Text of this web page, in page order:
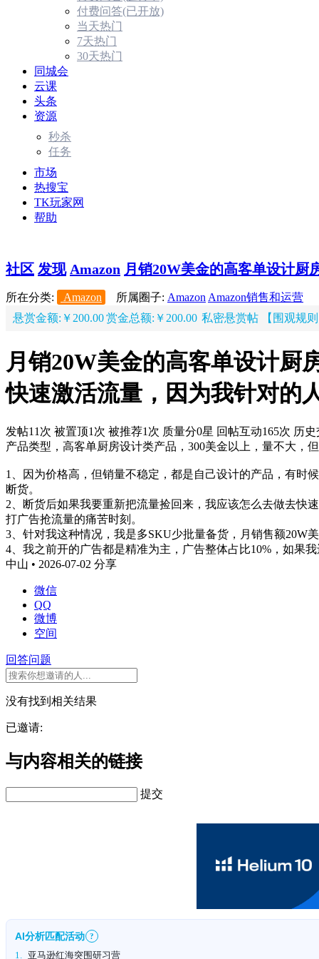
付费问答(已开放)
当天热门
7天热门
30天热门
同城会
云课
头条
资源
秒杀
任务
市场
热搜宝
TK玩家网
帮助
社区 发现 Amazon 月销20W美金的高客单设计厨
所在分类: Amazon 所属圈子: AmazonAmazon销售和运营
悬赏金额:￥200.00赏金总额:￥200.00 私密悬赏帖 【围观规
月销20W美金的高客单设计厨
快速激活流量，因为我针对
发帖11次 被置顶1次 被推荐1次 质量分0星 回帖互动165次 历史
产品类型，高客单厨房设计类产品，300美金以上，量不大，
1、因为价格高，但销量不稳定，都是自己设计的产品，有时
断货。
2、断货后如果我要重新把流量捡回来，我应该怎么去做去快
打广告抢流量的痛苦时刻。
3、针对我这种情况，我是多SKU少批量备货，月销售额20W
4、我之前开的广告都是精准为主，广告整体占比10%，如果
中山 • 2026-07-02 分享
微信
QQ
微博
空间
回答问题
没有找到相关结果
已邀请:
与内容相关的链接
提交
AI分析匹配活动 ?
1. 亚马逊红海突围研习营